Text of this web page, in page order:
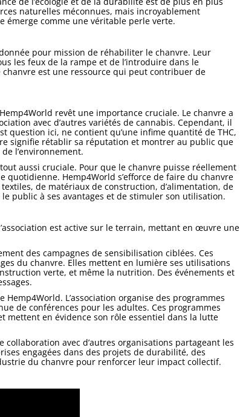
naturelles méconnues, mais incroyablement
émerge comme une véritable perle verte.
pour mission de réhabiliter le chanvre. Leur
les feux de la rampe et de l’introduire dans le
est une ressource qui peut contribuer de
revêt une importance cruciale. Le chanvre a
avec d’autres variétés de cannabis. Cependant, il
ici, ne contient qu’une infime quantité de THC,
signifie rétablir sa réputation et montrer au public que
l’environnement.
aussi cruciale. Pour que le chanvre puisse réellement
Hemp4World s’efforce de faire du chanvre
de matériaux de construction, d’alimentation, de
public à ses avantages et de stimuler son utilisation.
est active sur le terrain, mettant en œuvre une
des campagnes de sensibilisation ciblées. Ces
du chanvre. Elles mettent en lumière ses utilisations
verte, et même la nutrition. Des événements et
L’association organise des programmes
de conférences pour les adultes. Ces programmes
mettent en évidence son rôle essentiel dans la lutte
collaboration avec d’autres organisations partageant les
engagées dans des projets de durabilité, des
du chanvre pour renforcer leur impact collectif.